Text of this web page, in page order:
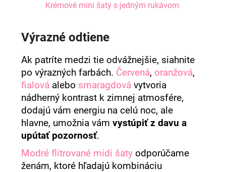
Krémové mini šaty s jedným rukávom
Výrazné odtiene
Ak patríte medzi tie odvážnejšie, siahnite
po výrazných farbách. Červená, oranžová,
fialová alebo smaragdová vytvoria
nádherný kontrast k zimnej atmosfére,
dodajú vám energiu na celú noc, ale
hlavne, umožnia vámvystúpiť z davu a
upútať pozornosť.
Modré flitrované midi šaty odporúčame
ženám, ktoré hľadajú kombináciu